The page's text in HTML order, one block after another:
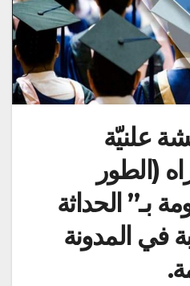
علنيّة
(الطور
بـ” الحداثة
في المدونة